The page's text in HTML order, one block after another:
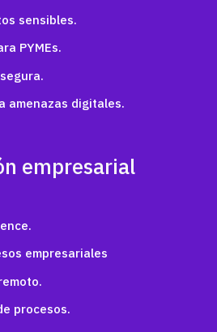
sensibles.
PYMEs.
amenazas digitales.
empresarial
empresariales
procesos.